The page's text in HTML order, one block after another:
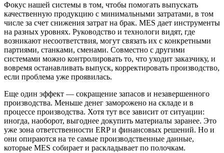
Фокус нашей системы в том, чтобы помогать выпускать
качественную продукцию с минимальными затратами, в том
числе за счет снижения затрат на брак. MES дает инструменты
на разных уровнях. Руководство и технологи видят, где
возникают несоответствия, могут связать их с конкретными
партиями, станками, сменами. Совместно с другими
системами можно контролировать то, что уходит заказчику, и
вовремя останавливать выпуск, корректировать производство,
если проблема уже проявилась.
Еще один эффект — сокращение запасов и незавершенного
производства. Меньше денег заморожено на складе и в
процессе производства. Хотя тут все зависит от ситуации:
иногда, наоборот, выгоднее докупить материалы заранее. Это
уже зона ответственности ERP и финансовых решений. Но и
они опираются на те самые производственные данные,
которые MES собирает и раскладывает по полочкам.